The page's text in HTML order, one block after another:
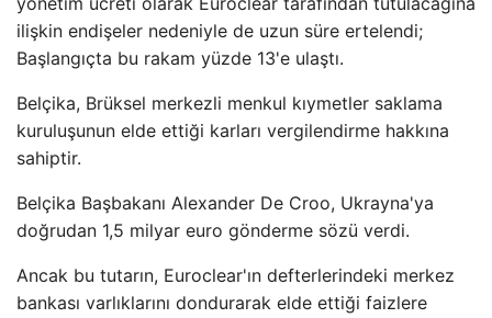
ilişkin endişeler nedeniyle de uzun süre ertelendi;
Başlangıçta bu rakam yüzde 13'e ulaştı.
Belçika, Brüksel merkezli menkul kıymetler saklama
kuruluşunun elde ettiği karları vergilendirme hakkına
sahiptir.
Belçika Başbakanı Alexander De Croo, Ukrayna'ya
doğrudan 1,5 milyar euro gönderme sözü verdi.
Ancak bu tutarın, Euroclear'ın defterlerindeki merkez
bankası varlıklarını dondurarak elde ettiği faizlere